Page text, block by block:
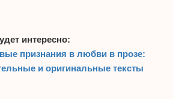
интересно:
признания в любви в прозе:
и оригинальные тексты